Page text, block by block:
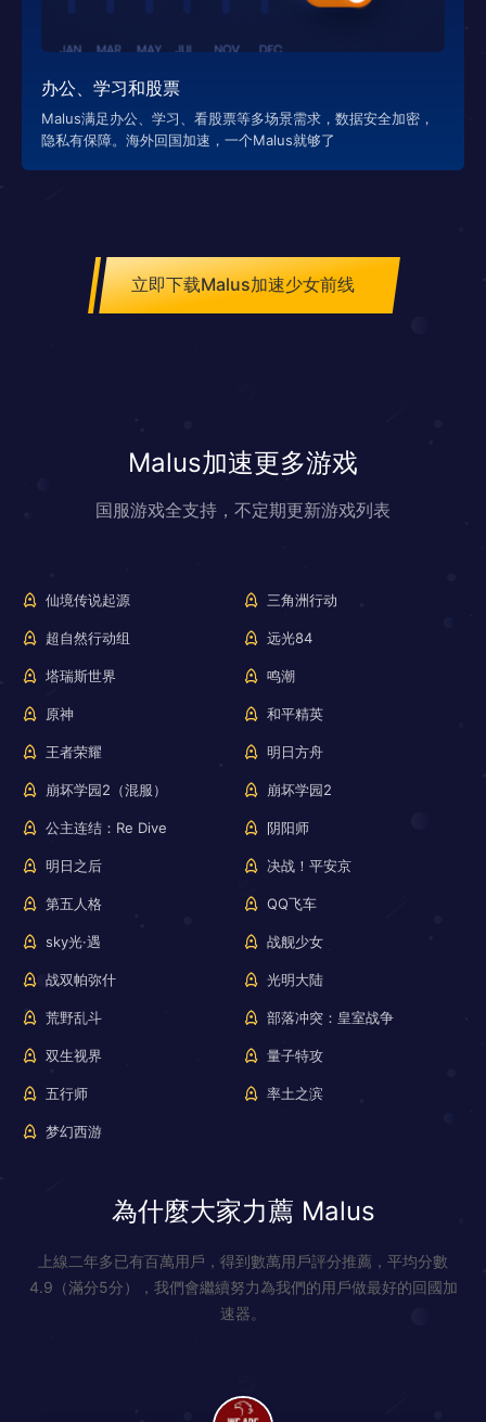
办公、学习和股票
Malus满足办公、学习、看股票等多场景需求，数据安全加密，
隐私有保障。海外回国加速，一个Malus就够了
立即下载Malus加速少女前线
Malus加速更多游戏
国服游戏全支持，不定期更新游戏列表
仙境传说起源 三角洲行动
超自然行动组 远光84
塔瑞斯世界 鸣潮
原神 和平精英
王者荣耀 明日方舟
崩坏学园2（混服） 崩坏学园2
公主连结：Re Dive 阴阳师
明日之后 决战！平安京
第五人格 QQ飞车
sky光·遇 战舰少女
战双帕弥什 光明大陆
荒野乱斗 部落冲突：皇室战争
双生视界 量子特攻
五行师 率土之滨
梦幻西游
為什麼大家力薦 Malus
上線二年多已有百萬用戶，得到數萬用戶評分推薦，平均分數
4.9（滿分5分），我們會繼續努力為我們的用戶做最好的回國加
速器。